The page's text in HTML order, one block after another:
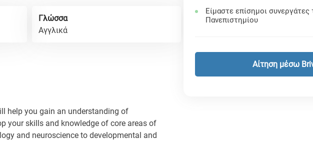
Είμαστε επίσημοι συνεργάτες
Πανεπιστημίου
Αίτηση μέσω
Γλώσσα
Αγγλικά
help you gain an understanding of
your skills and knowledge of core areas of
and neuroscience to developmental and